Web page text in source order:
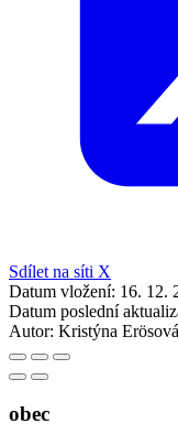
Sdílet na síti X
Datum vložení: 16. 12.
Datum poslední
Autor: Kristýna Erösová
obec